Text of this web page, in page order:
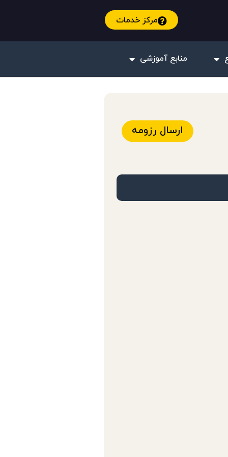
مرکز خدمات
منابع آموزشی
ارسال رزومه